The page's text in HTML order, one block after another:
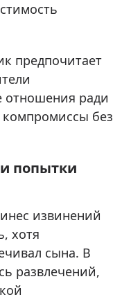
предпочитает
отношения ради
без
попытки
извинений
хотя
сына. В
развлечений,